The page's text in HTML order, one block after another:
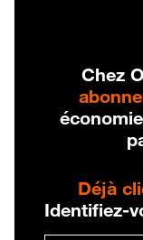
Chez
Déjà
Identifiez-